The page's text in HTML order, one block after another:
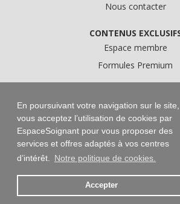
En poursuivant votre navigation sur le site,
vous acceptez l’utilisation de cookies par
EspaceSoignant pour vous proposer des
services et offres adaptés à vos centres
d’intérêt.
Notre politique de cookies.
Accepter
Nous contacter
CONTENUS
Espace membre
Formules Premium
Conditions Générales
Données personnelles
Conditions Générales de
Mentions légales